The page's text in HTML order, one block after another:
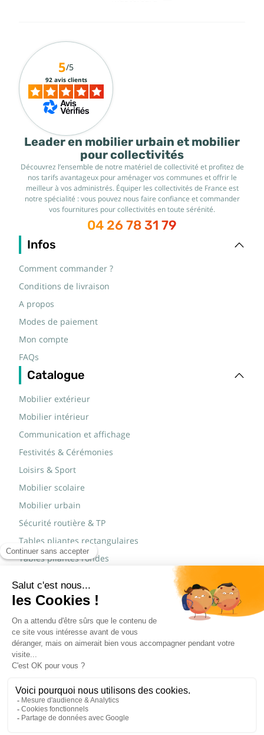
Leader en mobilier urbain et mobilier
pour collectivités
Découvrez l’ensemble de notre matériel de collectivité et profitez de
nos tarifs avantageux pour aménager vos communes et offrir le
meilleur à vos administrés. Équiper les collectivités de France est
notre spécialité : vous pouvez nous faire confiance et commander
vos fournitures pour collectivités en toute sérénité.
04 26 78 31 79
Infos
Comment commander ?
Conditions de livraison
A propos
Modes de paiement
Mon compte
FAQs
Catalogue
Mobilier extérieur
Mobilier intérieur
Communication et affichage
Festivités & Cérémonies
Loisirs & Sport
Mobilier scolaire
Mobilier urbain
Sécurité routière & TP
Tables pliantes rectangulaires
Tables pliantes rondes
Marques
JAD Groupe
Procity®
5/5
92 avis clients
© Copyright 2015 - 2026,